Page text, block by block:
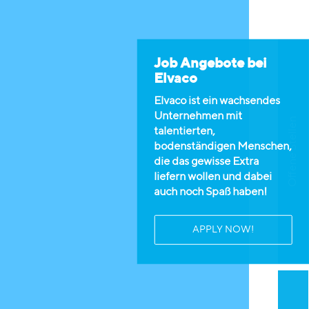
Offene Stellen
Job Angebote bei
Elvaco
Elvaco ist ein wachsendes
Unternehmen mit
talentierten,
bodenständigen Menschen,
die das gewisse Extra
liefern wollen und dabei
auch noch Spaß haben!
APPLY NOW!